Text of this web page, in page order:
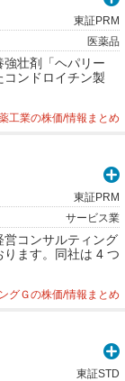
東証PRM
医薬品
壮剤「ヘパリー
ンドロイチン製
工業の株価/情報まとめ
東証PRM
サービス業
コンサルティング
ます。同社は 4 つ
グＧの株価/情報まとめ
東証STD